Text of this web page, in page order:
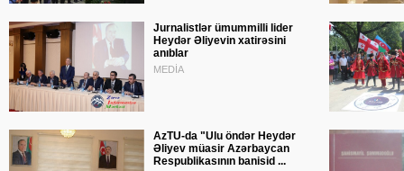
Jurnalistlər ümummilli lider
Heydər Əliyevin xatirəsini
anıblar
MEDİA
AzTU-da "Ulu öndər Heydər
Əliyev müasir Azərbaycan
Respublikasının banisid ...